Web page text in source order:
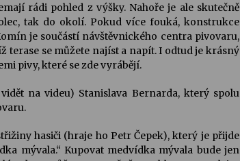
rádi pohled z výšky. Nahoře je ale skutečně
tak do okolí. Pokud více fouká, konstrukce
je součástí návštěvnického centra pivovaru,
terase se můžete najíst a napít. I odtud je krásný
pivy, které se zde vyrábějí.
na videu) Stanislava Bernarda, který spolu
hasiči (hraje ho Petr Čepek), který je přijde
mývala.“ Kupovat medvídka mývala bude jen